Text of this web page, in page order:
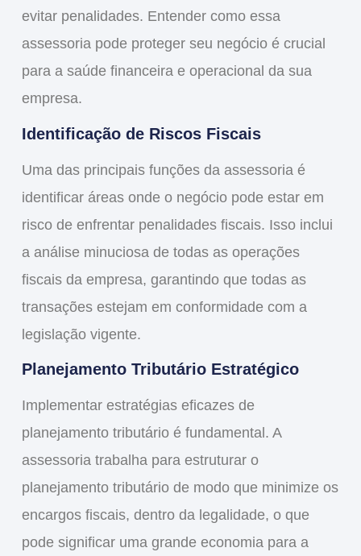
evitar penalidades. Entender como essa
assessoria pode proteger seu negócio é crucial
para a saúde financeira e operacional da sua
empresa.
Identificação de Riscos Fiscais
Uma das principais funções da assessoria é
identificar áreas onde o negócio pode estar em
risco de enfrentar penalidades fiscais. Isso inclui
a análise minuciosa de todas as operações
fiscais da empresa, garantindo que todas as
transações estejam em conformidade com a
legislação vigente.
Planejamento Tributário Estratégico
Implementar estratégias eficazes de
planejamento tributário é fundamental. A
assessoria trabalha para estruturar o
planejamento tributário de modo que minimize os
encargos fiscais, dentro da legalidade, o que
pode significar uma grande economia para a